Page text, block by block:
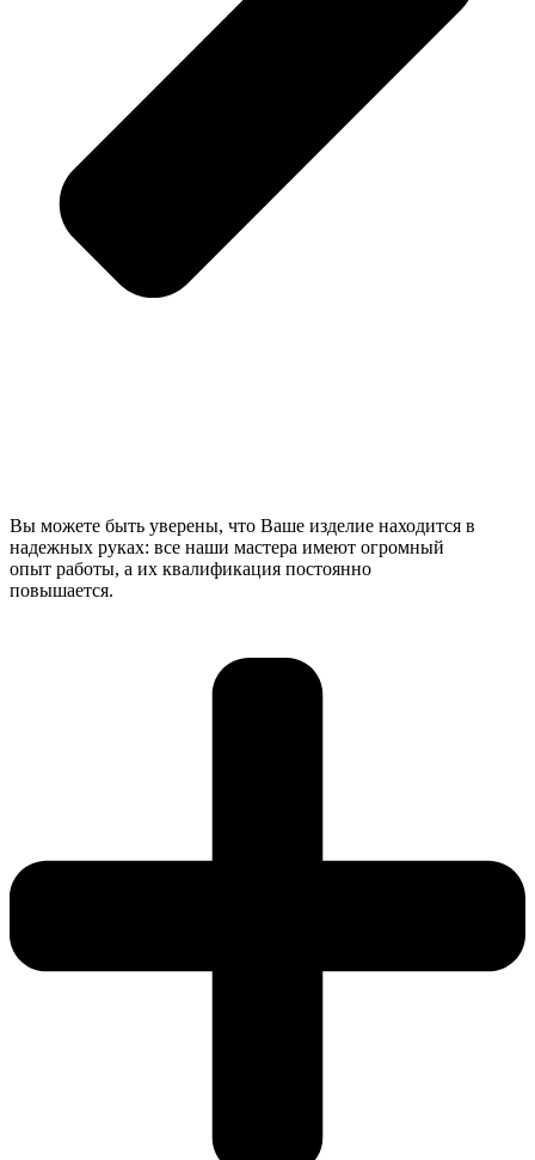
Вы можете быть уверены, что Ваше изделие находится в
надежных руках: все наши мастера имеют огромный
опыт работы, а их квалификация постоянно
повышается.